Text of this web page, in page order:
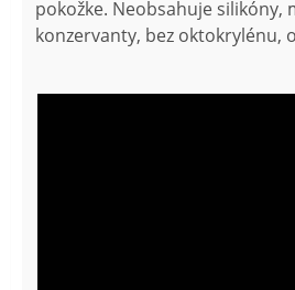
pokožke. Neobsahuje silikóny,
konzervanty, bez oktokrylénu,